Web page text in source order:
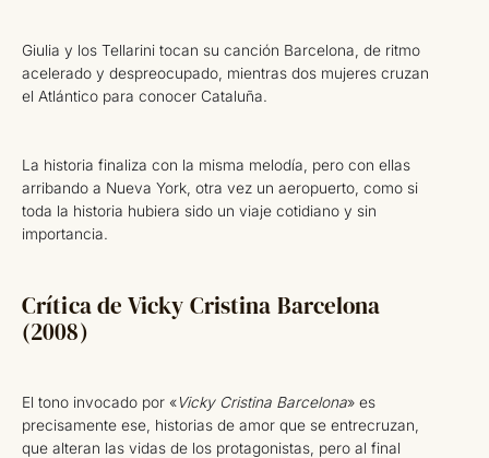
Giulia y los Tellarini tocan su canción Barcelona, de ritmo
acelerado y despreocupado, mientras dos mujeres cruzan
el Atlántico para conocer Cataluña.
La historia finaliza con la misma melodía, pero con ellas
arribando a Nueva York, otra vez un aeropuerto, como si
toda la historia hubiera sido un viaje cotidiano y sin
importancia.
Crítica de Vicky Cristina Barcelona
(2008)
El tono invocado por «Vicky Cristina Barcelona» es
precisamente ese, historias de amor que se entrecruzan,
que alteran las vidas de los protagonistas, pero al final